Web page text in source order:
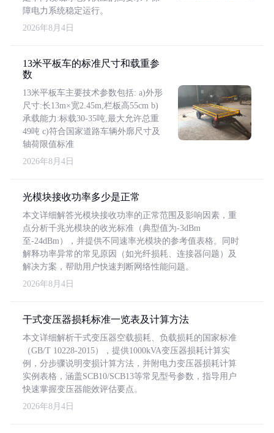
障电力系统稳定运行。
2026年8月4日
13米平板车的标准尺寸和载重参
数
13米平板车主要技术参数包括: a)外形
尺寸:长13m×宽2.45m,栏板高55cm b)
承载能力:标载30-35吨,最大允许总重
49吨 c)符合国家道路车辆外廓尺寸及
轴荷限值标准
2026年8月4日
光模块接收功率多少是正常
本文详细解答光模块接收功率的正常范围及影响因素，重
点分析千兆光模块的收光标准（典型值为-3dBm
至-24dBm），并提供不同速率光模块的参考值表格。同时
解释功率异常的常见原因（如光纤损耗、连接器问题）及
解决方案，帮助用户快速判断网络性能问题。
2026年8月4日
干式变压器损耗标准一览表及计算方法
本文详细解析干式变压器空载损耗、负载损耗的国家标准
（GB/T 10228-2015），提供1000kVA变压器损耗计算实
例，分步骤说明变损计算方法，并附电力变压器损耗计算
实例表格，涵盖SCB10/SCB13等常见型号参数，指导用户
快速掌握变压器能效评估要点。
2026年8月4日